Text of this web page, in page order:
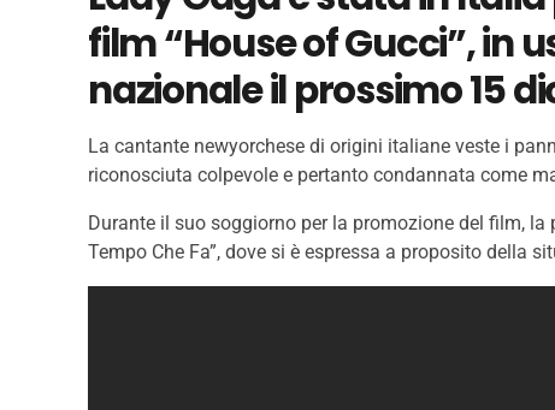
film “House of Gucci”, in
nazionale il prossimo 15
La cantante newyorchese di origini italiane veste i
riconosciuta colpevole e pertanto condannata come
Durante il suo soggiorno per la promozione del film,
Tempo Che Fa”, dove si è espressa a proposito della